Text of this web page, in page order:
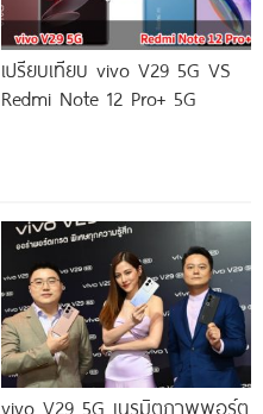
เปรียบเทียบ vivo V29 5G VS
Redmi Note 12 Pro+ 5G
vivo V29 5G เนรมิตภาพพอร์ต